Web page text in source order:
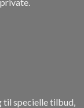
til specielle tilbud,